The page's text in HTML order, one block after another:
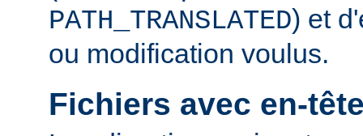
PATH_TRANSLATED) et
ou modification voulus.
Fichiers avec en-